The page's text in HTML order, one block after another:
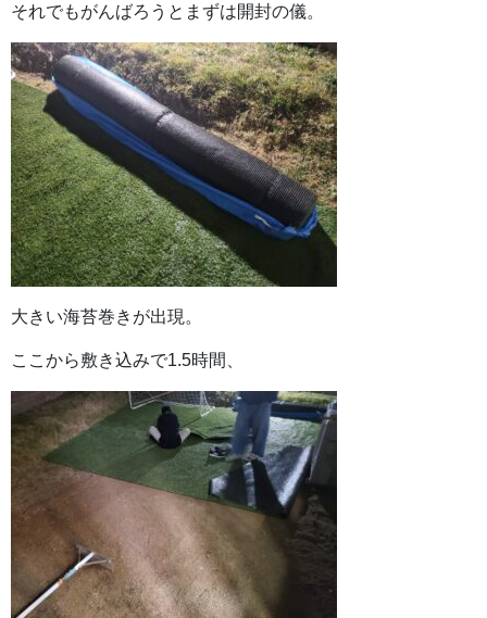
それでもがんばろうとまずは開封の儀。
大きい海苔巻きが出現。
ここから敷き込みで1.5時間、